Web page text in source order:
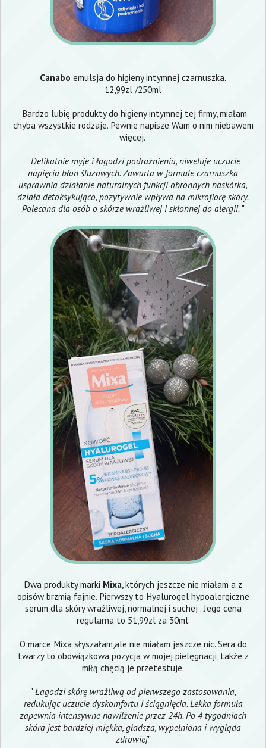
Canabo emulsja do higieny intymnej czarnuszka.
12,99zl /250ml
Bardzo lubię produkty do higieny intymnej tej firmy, miałam
chyba wszystkie rodzaje. Pewnie napisze Wam o nim niebawem
więcej.
"Delikatnie myje i łagodzi podrażnienia, niweluje uczucie
napięcia błon śluzowych. Zawarta w formule czarnuszka
usprawnia działanie naturalnych funkcji obronnych naskórka,
działa detoksykująco, pozytywnie wpływa na mikroflorę skóry.
Polecana dla osób o skórze wrażliwej i skłonnej do alergii. "
Dwa produkty marki Mixa, których jeszcze nie miałam a z
opisów brzmią fajnie. Pierwszy to Hyalurogel hypoalergiczne
serum dla skóry wrażliwej, normalnej i suchej . Jego cena
regularna to 51,99zl za 30ml.
O marce Mixa słyszałam,ale nie miałam jeszcze nic. Sera do
twarzy to obowiązkowa pozycja w mojej pielęgnacji, także z
miłą chęcią je przetestuje.
"Łagodzi skórę wrażliwą od pierwszego zastosowania,
redukując uczucie dyskomfortu i ściągnięcia. Lekka formuła
zapewnia intensywne nawilżenie przez 24h. Po 4 tygodniach
skóra jest bardziej miękka, gładsza, wypełniona i wygląda
zdrowiej"